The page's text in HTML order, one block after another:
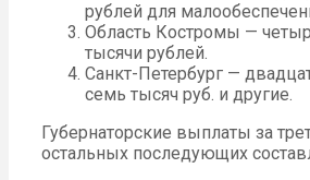
рублей для
Область Костромы —
тысячи рублей.
Санкт-Петербург —
семь тысяч руб. и другие.
Губернаторские выплаты за
остальных последующих